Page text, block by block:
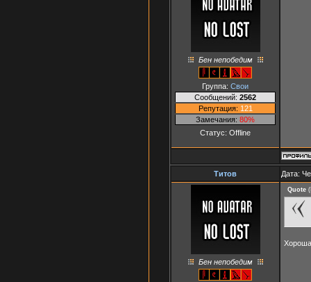
Бен непобедим
Группа: Свои
Сообщений: 2562
Репутация: 121
Замечания: 80%
Статус: Offline
Титов Дата:
Бен непобедим
Quote (